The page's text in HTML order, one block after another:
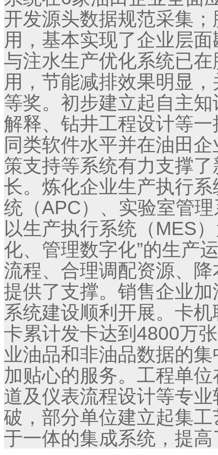
开发源头数据规范采集
用，基本实现了企业层
与注水生产优化系统已
用，节能减排效果明显
等奖。初步建立起自主
解释、钻井工程设计等
同类软件水平并在油田
策支持等系统有力支撑
长。炼化企业生产执行
统（APC）、实验室管
以生产执行系统（MES
化、管理数字化”的生产
流程、合理调配资源、
提供了支撑。销售企业
系统建设顺利开展。卡
卡累计发卡达到4800万
业油品和非油品数据的
加贴心的服务。工程单
道及仪表流程设计等专
破，部分单位建立起集
于一体的集成系统，提